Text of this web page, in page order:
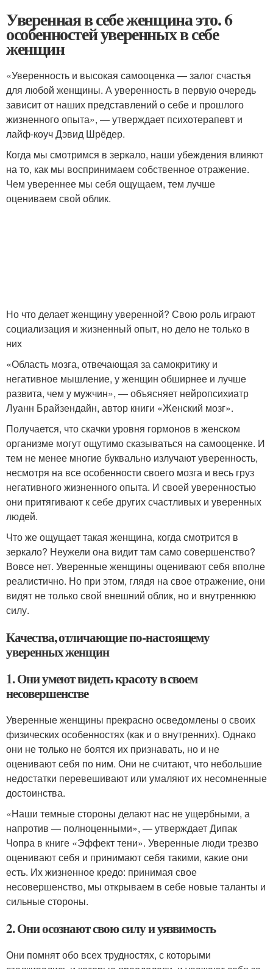
Уверенная в себе женщина это. 6
особенностей уверенных в себе
женщин
«Уверенность и высокая самооценка — залог счастья
для любой женщины. А уверенность в первую очередь
зависит от наших представлений о себе и прошлого
жизненного опыта», — утверждает психотерапевт и
лайф-коуч Дэвид Шрёдер.
Когда мы смотримся в зеркало, наши убеждения влияют
на то, как мы воспринимаем собственное отражение.
Чем увереннее мы себя ощущаем, тем лучше
оцениваем свой облик.
Но что делает женщину уверенной? Свою роль играют
социализация и жизненный опыт, но дело не только в
них
«Область мозга, отвечающая за самокритику и
негативное мышление, у женщин обширнее и лучше
развита, чем у мужчин», — объясняет нейропсихиатр
Луанн Брайзендайн, автор книги «Женский мозг».
Получается, что скачки уровня гормонов в женском
организме могут ощутимо сказываться на самооценке. И
тем не менее многие буквально излучают уверенность,
несмотря на все особенности своего мозга и весь груз
негативного жизненного опыта. И своей уверенностью
они притягивают к себе других счастливых и уверенных
людей.
Что же ощущает такая женщина, когда смотрится в
зеркало? Неужели она видит там само совершенство?
Вовсе нет. Уверенные женщины оценивают себя вполне
реалистично. Но при этом, глядя на свое отражение, они
видят не только свой внешний облик, но и внутреннюю
силу.
Качества, отличающие по-настоящему
уверенных женщин
1. Они умеют видеть красоту в своем
несовершенстве
Уверенные женщины прекрасно осведомлены о своих
физических особенностях (как и о внутренних). Однако
они не только не боятся их признавать, но и не
оценивают себя по ним. Они не считают, что небольшие
недостатки перевешивают или умаляют их несомненные
достоинства.
«Наши темные стороны делают нас не ущербными, а
напротив — полноценными», — утверждает Дипак
Чопра в книге «Эффект тени». Уверенные люди трезво
оценивают себя и принимают себя такими, какие они
есть. Их жизненное кредо: принимая свое
несовершенство, мы открываем в себе новые таланты и
сильные стороны.
2. Они осознают свою силу и уязвимость
Они помнят обо всех трудностях, с которыми